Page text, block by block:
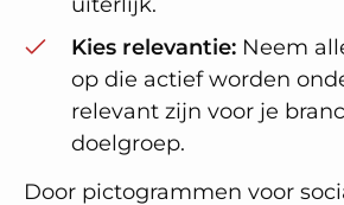
Kies relevantie:Neem
op die actief worden
relevant zijn voor je
doelgroep.
Door pictogrammen voor